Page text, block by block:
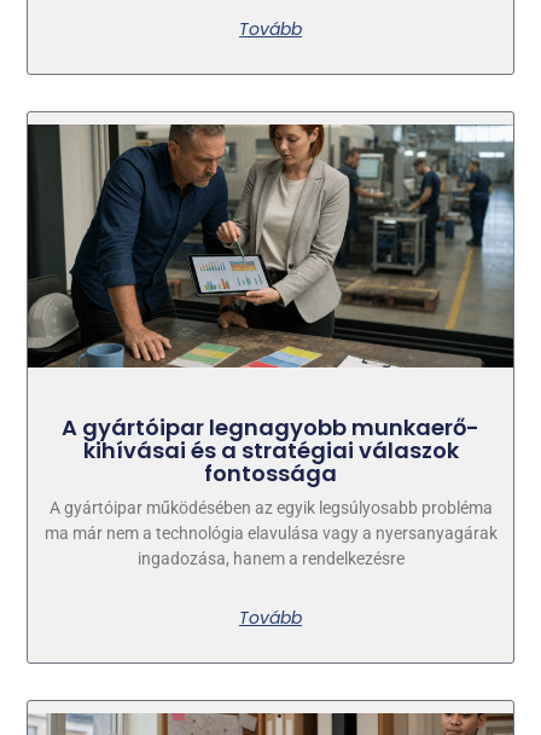
Tovább
A gyártóipar legnagyobb munkaerő-
kihívásai és a stratégiai válaszok
fontossága
A gyártóipar működésében az egyik legsúlyosabb probléma
ma már nem a technológia elavulása vagy a nyersanyagárak
ingadozása, hanem a rendelkezésre
Tovább